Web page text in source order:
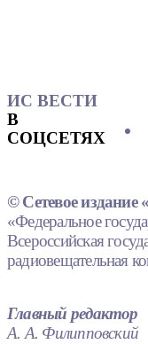
ИС ВЕСТИ
В
СОЦСЕТЯХ
© Сетевое издание
«Федеральное
Всероссийская
радиовещательная
Главный редактор
А. А. Филипповский